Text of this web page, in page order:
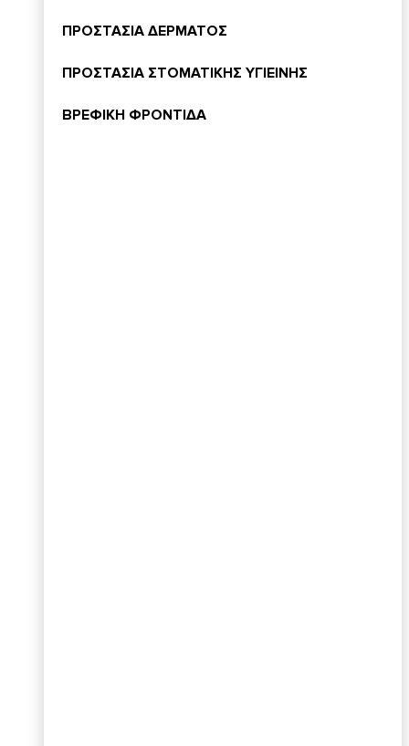
ΠΡΟΣΤΑΣΙΑ ΔΕΡΜΑΤΟΣ
ΠΡΟΣΤΑΣΙΑ ΣΤΟΜΑΤΙΚΗΣ ΥΓΙΕΙΝΗΣ
ΒΡΕΦΙΚΗ ΦΡΟΝΤΙΔΑ